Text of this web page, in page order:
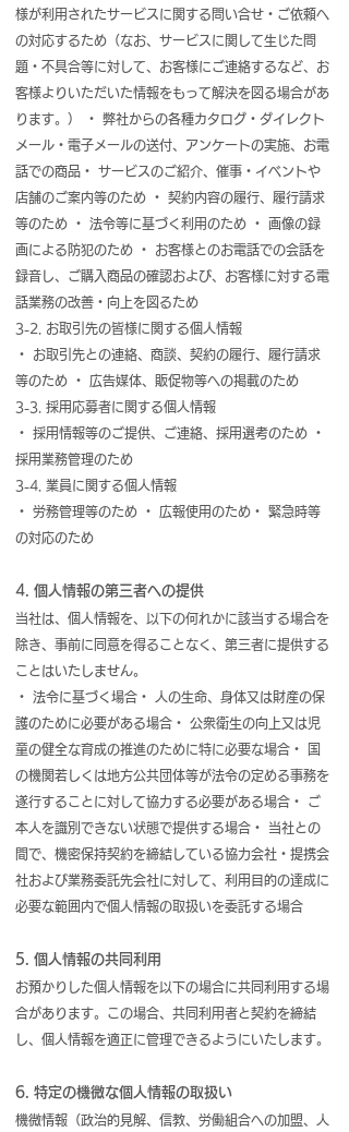
様が利用されたサービスに関する問い合せ・ご依頼へ
の対応するため（なお、サービスに関して生じた問
題・不具合等に対して、お客様にご連絡するなど、お
客様よりいただいた情報をもって解決を図る場合があ
ります。） ・ 弊社からの各種カタログ・ダイレクト
メール・電子メールの送付、アンケートの実施、お電
話での商品・ サービスのご紹介、催事・イベントや
店舗のご案内等のため ・ 契約内容の履行、履行請求
等のため ・ 法令等に基づく利用のため ・ 画像の録
画による防犯のため ・ お客様とのお電話での会話を
録音し、ご購入商品の確認および、お客様に対する電
話業務の改善・向上を図るため
3-2. お取引先の皆様に関する個人情報
・ お取引先との連絡、商談、契約の履行、履行請求
等のため ・ 広告媒体、販促物等への掲載のため
3-3. 採用応募者に関する個人情報
・ 採用情報等のご提供、ご連絡、採用選考のため ・
採用業務管理のため
3-4. 業員に関する個人情報
・ 労務管理等のため ・ 広報使用のため・ 緊急時等
の対応のため
4. 個人情報の第三者への提供
当社は、個人情報を、以下の何れかに該当する場合を
除き、事前に同意を得ることなく、第三者に提供する
ことはいたしません。
・ 法令に基づく場合・ 人の生命、身体又は財産の保
護のために必要がある場合・ 公衆衛生の向上又は児
童の健全な育成の推進のために特に必要な場合・ 国
の機関若しくは地方公共団体等が法令の定める事務を
遂行することに対して協力する必要がある場合・ ご
本人を識別できない状態で提供する場合・ 当社との
間で、機密保持契約を締結している協力会社・提携会
社および業務委託先会社に対して、利用目的の達成に
必要な範囲内で個人情報の取扱いを委託する場合
5. 個人情報の共同利用
お預かりした個人情報を以下の場合に共同利用する場
合があります。この場合、共同利用者と契約を締結
し、個人情報を適正に管理できるようにいたします。
6. 特定の機微な個人情報の取扱い
機微情報（政治的見解、信教、労働組合への加盟、人